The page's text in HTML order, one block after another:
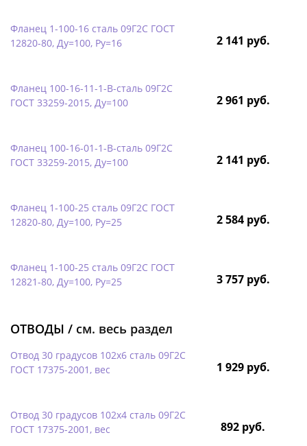
Фланец 1-100-16 сталь 09Г2С ГОСТ
12820-80, Ду=100, Ру=16
2 141 руб.
Фланец 100-16-11-1-B-сталь 09Г2С
ГОСТ 33259-2015, Ду=100
2 961 руб.
Фланец 100-16-01-1-B-сталь 09Г2С
ГОСТ 33259-2015, Ду=100
2 141 руб.
Фланец 1-100-25 сталь 09Г2С ГОСТ
12820-80, Ду=100, Ру=25
2 584 руб.
Фланец 1-100-25 сталь 09Г2С ГОСТ
12821-80, Ду=100, Ру=25
3 757 руб.
ОТВОДЫ / см. весь раздел
Отвод 30 градусов 102х6 сталь 09Г2С
ГОСТ 17375-2001, вес
1 929 руб.
Отвод 30 градусов 102х4 сталь 09Г2С
ГОСТ 17375-2001, вес
892 руб.